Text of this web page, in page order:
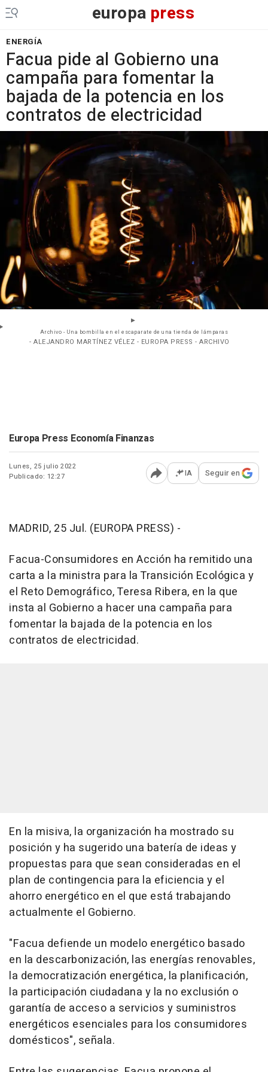
europa press
ENERGÍA
Facua pide al Gobierno una
campaña para fomentar la
bajada de la potencia en los
contratos de electricidad
Archivo - Una bombilla en el escaparate de una tienda de lámparas
- ALEJANDRO MARTÍNEZ VÉLEZ - EUROPA PRESS - ARCHIVO
Europa Press Economía Finanzas
Lunes, 25 julio 2022
Publicado: 12:27
Abrir opciones para
IA Seguir en
MADRID, 25 Jul. (EUROPA PRESS) -
Facua-Consumidores en Acción ha remitido una
carta a la ministra para la Transición Ecológica y
el Reto Demográfico, Teresa Ribera, en la que
insta al Gobierno a hacer una campaña para
fomentar la bajada de la potencia en los
contratos de electricidad.
En la misiva, la organización ha mostrado su
posición y ha sugerido una batería de ideas y
propuestas para que sean consideradas en el
plan de contingencia para la eficiencia y el
ahorro energético en el que está trabajando
actualmente el Gobierno.
"Facua defiende un modelo energético basado
en la descarbonización, las energías renovables,
la democratización energética, la planificación,
la participación ciudadana y la no exclusión o
garantía de acceso a servicios y suministros
energéticos esenciales para los consumidores
domésticos", señala.